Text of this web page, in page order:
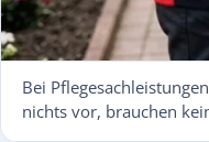
Bei
nichts vor, brauchen